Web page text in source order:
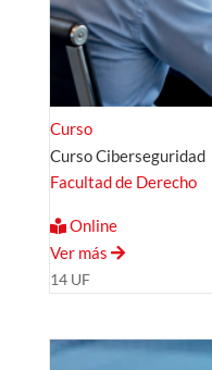
Curso
Curso Ciberseguridad
Facultad de Derecho
Online
Ver más
14 UF